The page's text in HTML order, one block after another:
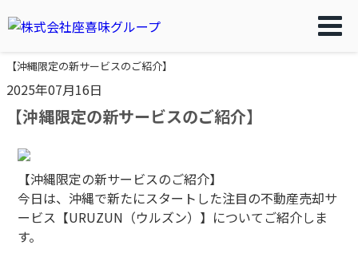
【沖縄限定の新サービスのご紹介】
2025年07月16日
【沖縄限定の新サービスのご紹介】
【沖縄限定の新サービスのご紹介】
今日は、沖縄で新たにスタートした注目の不動産売却サ
ービス【URUZUN（ウルズン）】についてご紹介しま
す。